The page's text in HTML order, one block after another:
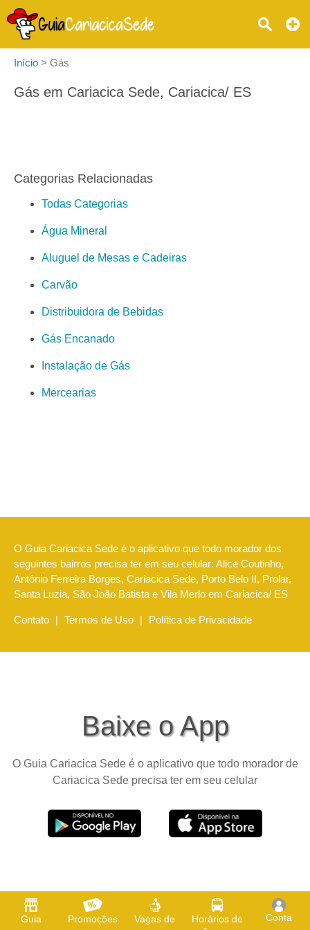
Guia
Promoções
Vagas de
Horários de
Conta
Início > Gás
Gás em Cariacica Sede, Cariacica/ ES
Categorias Relacionadas
Todas Categorias
Água Mineral
Aluguel de Mesas e Cadeiras
Carvão
Distribuidora de Bebidas
Gás Encanado
Instalação de Gás
Mercearias
O Guia Cariacica Sede é o aplicativo que todo morador dos
seguintes bairros precisa ter em seu celular: Alice Coutinho,
Antônio Ferreira Borges, Cariacica Sede, Porto Belo II, Prolar,
Santa Luzia, São João Batista e Vila Merlo em Cariacica/ ES
Contato | Termos de Uso | Política de Privacidade
Baixe o App
O Guia Cariacica Sede é o aplicativo que todo morador de
Cariacica Sede precisa ter em seu celular